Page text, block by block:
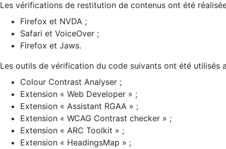
Les vérifications de restitution de contenus ont été
Firefox et NVDA ;
Safari et VoiceOver ;
Firefox et Jaws.
Les outils de vérification du code suivants ont été utilisés
Colour Contrast Analyser ;
Extension « Web Developer » ;
Extension « Assistant RGAA » ;
Extension « WCAG Contrast checker » ;
Extension « ARC Toolkit » ;
Extension « HeadingsMap » ;